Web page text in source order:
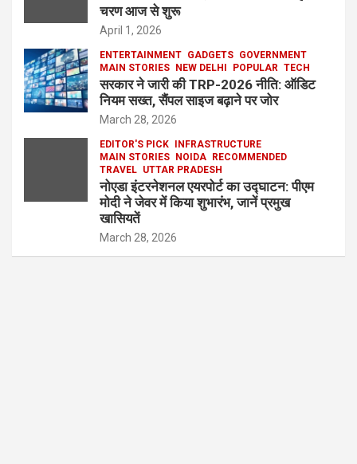
चरण आज से शुरू
April 1, 2026
ENTERTAINMENT GADGETS GOVERNMENT
MAIN STORIES
NEW DELHI POPULAR TECH
सरकार ने जारी की TRP-2026 नीति: ऑडिट
नियम सख्त, सैंपल साइज बढ़ाने पर जोर
March 28, 2026
EDITOR'S PICK
INFRASTRUCTURE
MAIN STORIES
NOIDA
RECOMMENDED
TRAVEL UTTAR PRADESH
नोएडा इंटरनेशनल एयरपोर्ट का उद्घाटन: पीएम
मोदी ने जेवर में किया शुभारंभ, जानें प्रमुख
खासियतें
March 28, 2026